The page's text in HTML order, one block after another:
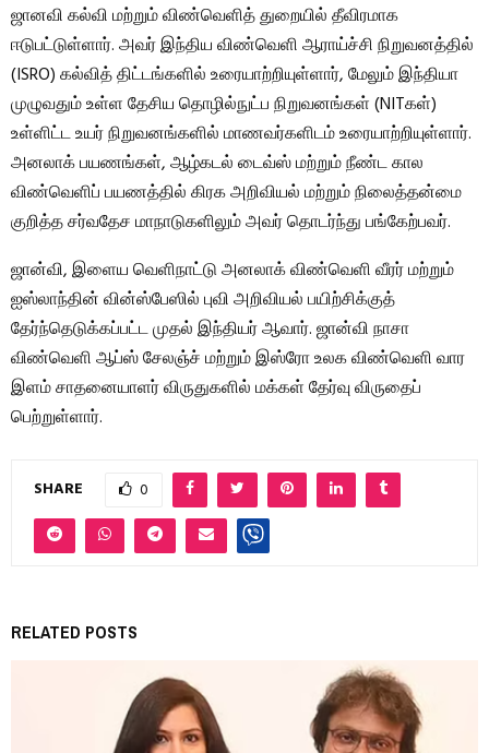
ஜானவி கல்வி மற்றும் விண்வெளித் துறையில் தீவிரமாக
ஈடுபட்டுள்ளார். அவர் இந்திய விண்வெளி ஆராய்ச்சி நிறுவனத்தில்
(ISRO) கல்வித் திட்டங்களில் உரையாற்றியுள்ளார், மேலும் இந்தியா
முழுவதும் உள்ள தேசிய தொழில்நுட்ப நிறுவனங்கள் (NITகள்)
உள்ளிட்ட உயர் நிறுவனங்களில் மாணவர்களிடம் உரையாற்றியுள்ளார்.
அனலாக் பயணங்கள், ஆழ்கடல் டைவ்ஸ் மற்றும் நீண்ட கால
விண்வெளிப் பயணத்தில் கிரக அறிவியல் மற்றும் நிலைத்தன்மை
குறித்த சர்வதேச மாநாடுகளிலும் அவர் தொடர்ந்து பங்கேற்பவர்.
ஜான்வி, இளைய வெளிநாட்டு அனலாக் விண்வெளி வீரர் மற்றும்
ஐஸ்லாந்தின் வின்ஸ்பேஸில் புவி அறிவியல் பயிற்சிக்குத்
தேர்ந்தெடுக்கப்பட்ட முதல் இந்தியர் ஆவார். ஜான்வி நாசா
விண்வெளி ஆப்ஸ் சேலஞ்ச் மற்றும் இஸ்ரோ உலக விண்வெளி வார
இளம் சாதனையாளர் விருதுகளில் மக்கள் தேர்வு விருதைப்
பெற்றுள்ளார்.
SHARE 0
RELATED POSTS